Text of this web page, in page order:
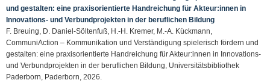
und gestalten: eine praxisorientierte Handreichung für Akteur:innen in
Innovations- und Verbundprojekten in der beruflichen Bildung
F. Breuing, D. Daniel-Söltenfuß, H.-H. Kremer, M.-A. Kückmann,
CommuniAction – Kommunikation und Verständigung spielerisch fördern und
gestalten: eine praxisorientierte Handreichung für Akteur:innen in Innovations-
und Verbundprojekten in der beruflichen Bildung, Universitätsbibliothek
Paderborn, Paderborn, 2026.